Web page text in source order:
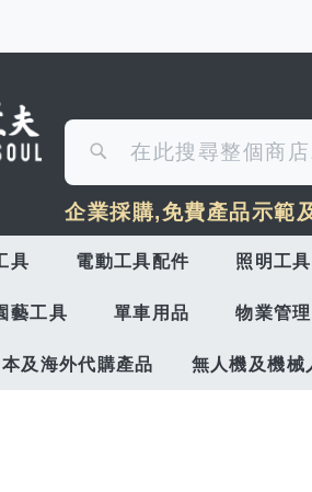
尋
搜
尋
企業採購,免費產品示範
具 電動工具配件 照明工具
藝工具 單車用品 物業管
本及海外代購產品 無人機及機械